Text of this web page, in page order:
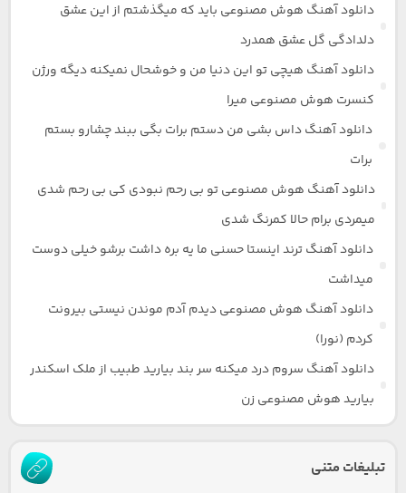
دانلود آهنگ هوش مصنوعی باید که میگذشتم از این عشق
دلدادگی گل عشق همدرد
دانلود آهنگ هیچی تو این دنیا من و خوشحال نمیکنه دیگه ورژن
کنسرت هوش مصنوعی میرا
دانلود آهنگ داس بشی من دستم برات بگی ببند چشارو بستم
برات
دانلود آهنگ هوش مصنوعی تو بی رحم نبودی کی بی رحم شدی
میمردی برام حالا کمرنگ شدی
دانلود آهنگ ترند اینستا حسنی ما یه بره داشت برشو خیلی دوست
میداشت
دانلود آهنگ هوش مصنوعی دیدم آدم موندن نیستی بیرونت
کردم (نورا)
دانلود آهنگ سروم درد میکنه سر بند بیارید طبیب از ملک اسکندر
بیارید هوش مصنوعی زن
تبلیغات متنی